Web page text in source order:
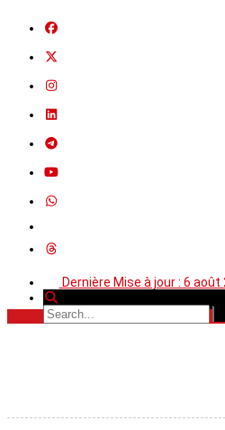
Dernière Mise à jour : 6 août